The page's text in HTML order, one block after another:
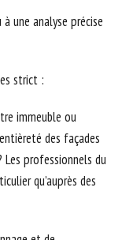
une analyse précise
strict :
immeuble ou
des façades
Les professionnels du
qu’auprès des